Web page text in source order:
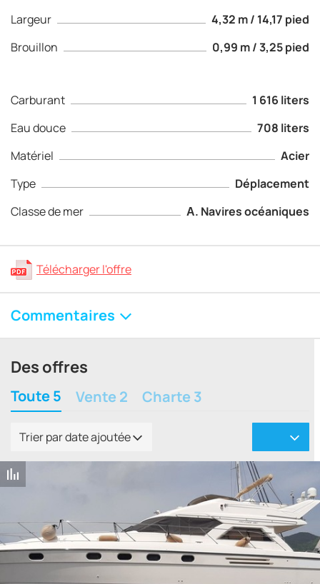
Largeur
4,32 m / 14,17 pied
Brouillon
0,99 m / 3,25 pied
Carburant
1 616 liters
Eau douce
708 liters
Matériel
Acier
Type
Déplacement
Classe de mer
А. Navires océaniques
Télécharger l'offre
Commentaires
Des offres
Toute 5 Vente 2 Charte 3
Trier par date ajoutée